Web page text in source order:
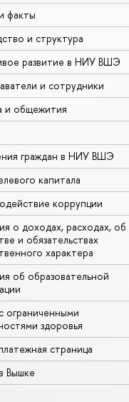
факты
и структура
развитие в НИУ ВШЭ
и сотрудники
и общежития
граждан в НИУ ВШЭ
капитала
коррупции
о доходах, расходах, об
и обязательствах
характера
об образовательной
ограниченными
здоровья
страница
Вышке